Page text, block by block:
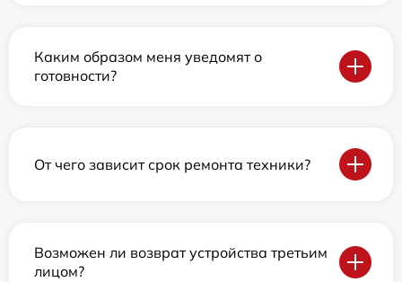
Каким образом меня уведомят о
готовности?
От чего зависит срок ремонта техники?
Возможен ли возврат устройства третьим
лицом?